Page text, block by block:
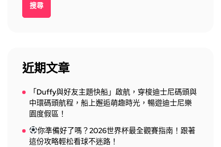
搜尋
近期文章
「Duffy與好友主題快船」啟航，穿梭迪士尼碼頭與
中環碼頭航程，船上邂逅萌趣時光，暢遊迪士尼樂
園度假區！
你準備好了嗎？2026世界杯最全觀賽指南！跟著
這份攻略輕松看球不迷路！